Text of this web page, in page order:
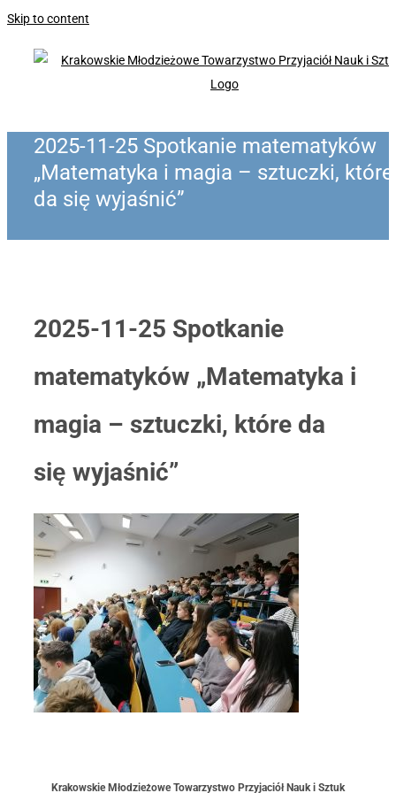
Skip to content
2025-11-25 Spotkanie matematyków
„Matematyka i magia – sztuczki, które
da się wyjaśnić”
2025-11-25 Spotkanie
matematyków „Matematyka i
magia – sztuczki, które da
się wyjaśnić”
Krakowskie Młodzieżowe Towarzystwo Przyjaciół Nauk i Sztuk